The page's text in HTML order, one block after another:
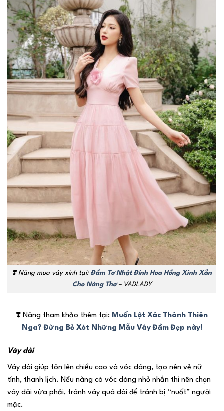
❣️Nàng mua váy xinh tại: Đầm Tơ Nhật Đính Hoa Hồng Xinh Xắn
Cho Nàng Thơ– VADLADY
❣️ Nàng tham khảo thêm tại: Muốn Lột Xác Thành Thiên
Nga? Đừng Bỏ Xót Những Mẫu Váy Đầm Đẹp này!
Váy dài
Váy dài giúp tôn lên chiều cao và vóc dáng, tạo nên vẻ nữ
tính, thanh lịch. Nếu nàng có vóc dáng nhỏ nhắn thì nên chọn
váy dài vừa phải, tránh váy quá dài để tránh bị “nuốt” người
mặc.